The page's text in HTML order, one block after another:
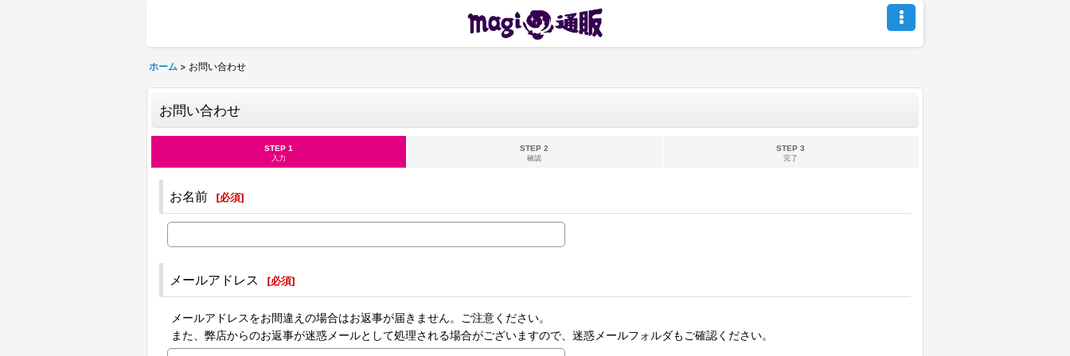
ホーム > お問い合わせ
お問い合わせ
STEP 1
入力
STEP 2
確認
STEP 3
完了
お名前 [必須]
メールアドレス [必須]
メールアドレスをお間違えの場合はお返事が届きません。ご注意ください。
また、弊店からのお返事が迷惑メールとして処理される場合がございますので、迷惑メールフォルダもご確認ください。